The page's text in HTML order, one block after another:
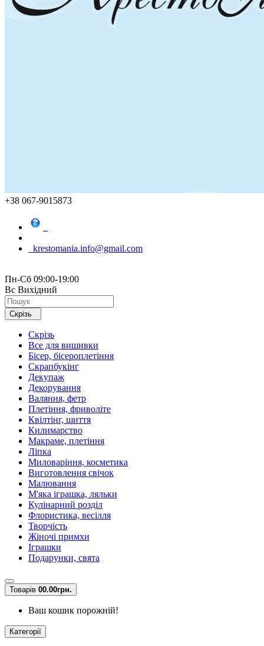
+38 067-9015873
krestomania.info@gmail.com
Пн-Сб 09:00-19:00
Вс Вихідний
Скрізь
Скрізь
Все для вишивки
Бісер, бісероплетіння
Скрапбукінг
Декупаж
Декорування
Валяння, фетр
Плетіння, фриволіте
Квілтінг, шиття
Килимарство
Макраме, плетіння
Ліпка
Миловаріння, косметика
Виготовлення свічок
Малювання
М'яка іграшка, ляльки
Кулінарний розділ
Флористика, весілля
Творчість
Жіночі примхи
Іграшки
Подарунки, свята
Товарів 00.00грн.
Ваш кошик порожній!
Категорії